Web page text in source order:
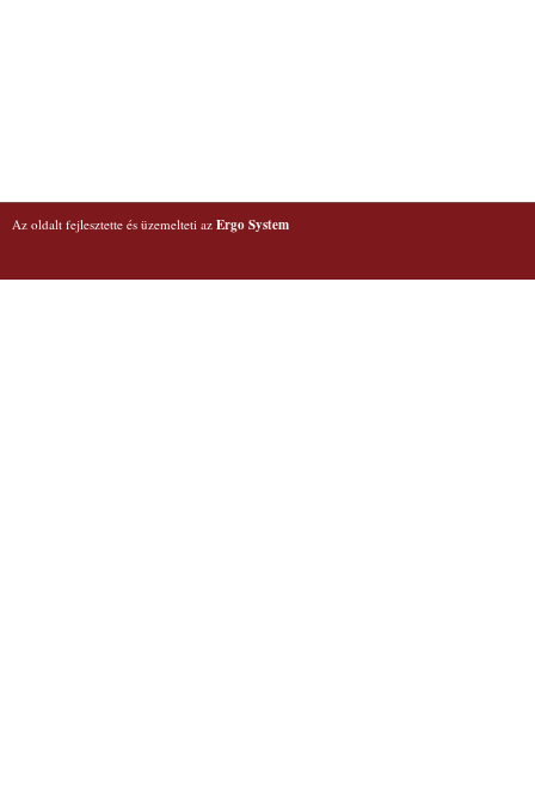
Az oldalt fejlesztette és üzemelteti az Ergo System